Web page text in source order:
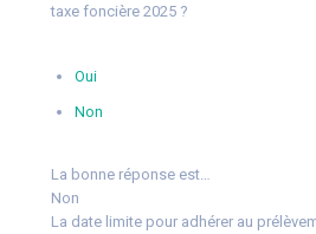
taxe foncière 2025 ?
Oui
Non
La bonne réponse est…
Non
La date limite pour adhérer au